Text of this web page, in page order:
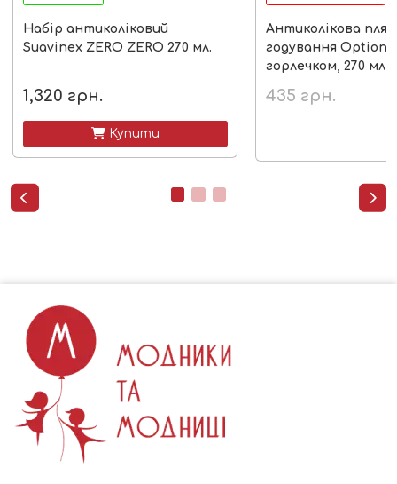
Набір антиколіковий
Suavinex ZERO ZERO 270 мл.
1,320 грн.
 Купити
Антиколікова
годування
горлечком, 270 мл,
435 грн.
 